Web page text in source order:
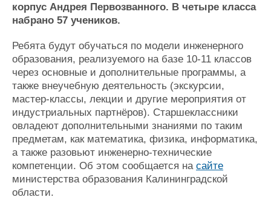
Словарь
Отзывы
корпус Андрея Первозванного. В четыре класса
набрано 57 учеников.
Ребята будут обучаться по модели инженерного
образования, реализуемого на базе 10-11 классов
через основные и дополнительные программы, а
также внеучебную деятельность (экскурсии,
мастер-классы, лекции и другие мероприятия от
индустриальных партнёров). Старшеклассники
овладеют дополнительными знаниями по таким
предметам, как математика, физика, информатика,
а также разовьют инженерно-технические
компетенции. Об этом сообщается на сайте
министерства образования Калининградской
области.